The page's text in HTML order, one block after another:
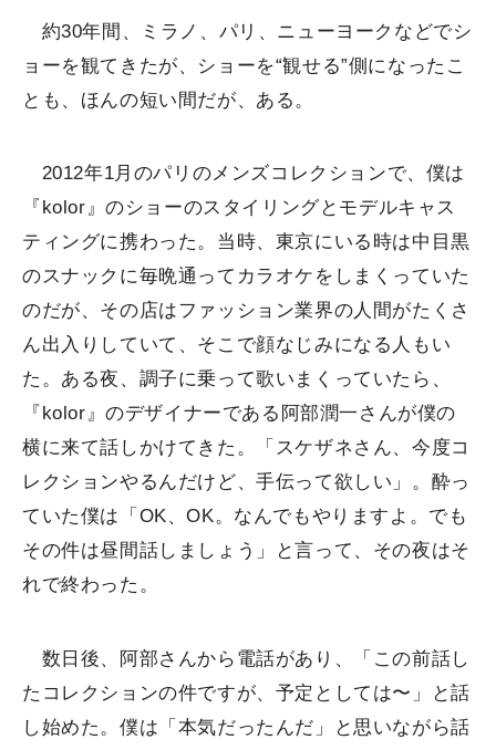
約30年間、ミラノ、パリ、ニューヨークなどでシ
ョーを観てきたが、ショーを“観せる”側になったこ
とも、ほんの短い間だが、ある。
2012年1月のパリのメンズコレクションで、僕は
『kolor』のショーのスタイリングとモデルキャス
ティングに携わった。当時、東京にいる時は中目黒
のスナックに毎晩通ってカラオケをしまくっていた
のだが、その店はファッション業界の人間がたくさ
ん出入りしていて、そこで顔なじみになる人もい
た。ある夜、調子に乗って歌いまくっていたら、
『kolor』のデザイナーである阿部潤一さんが僕の
横に来て話しかけてきた。「スケザネさん、今度コ
レクションやるんだけど、手伝って欲しい」。酔っ
ていた僕は「OK、OK。なんでもやりますよ。でも
その件は昼間話しましょう」と言って、その夜はそ
れで終わった。
数日後、阿部さんから電話があり、「この前話し
たコレクションの件ですが、予定としては〜」と話
し始めた。僕は「本気だったんだ」と思いながら話